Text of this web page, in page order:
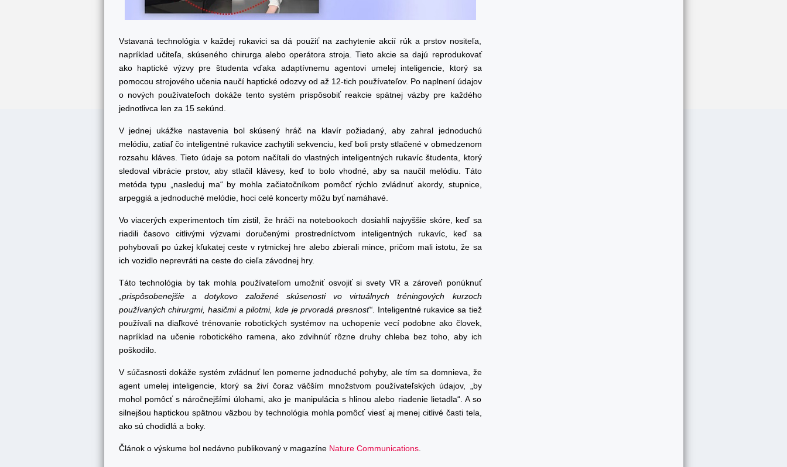
Vstavaná technológia v každej rukavici sa dá použiť na zachytenie akcií rúk a prstov nositeľa,
napríklad učiteľa, skúseného chirurga alebo operátora stroja. Tieto akcie sa dajú reprodukovať
ako haptické výzvy pre študenta vďaka adaptívnemu agentovi umelej inteligencie, ktorý sa
pomocou strojového učenia naučí haptické odozvy od až 12-tich používateľov. Po naplnení údajov
o nových používateľoch dokáže tento systém prispôsobiť reakcie spätnej väzby pre každého
jednotlivca len za 15 sekúnd.
V jednej ukážke nastavenia bol skúsený hráč na klavír požiadaný, aby zahral jednoduchú
melódiu, zatiaľ čo inteligentné rukavice zachytili sekvenciu, keď boli prsty stlačené v obmedzenom
rozsahu kláves. Tieto údaje sa potom načítali do vlastných inteligentných rukavíc študenta, ktorý
sledoval vibrácie prstov, aby stlačil klávesy, keď to bolo vhodné, aby sa naučil melódiu. Táto
metóda typu „nasleduj ma“ by mohla začiatočníkom pomôcť rýchlo zvládnuť akordy, stupnice,
arpeggiá a jednoduché melódie, hoci celé koncerty môžu byť namáhavé.
Vo viacerých experimentoch tím zistil, že hráči na notebookoch dosiahli najvyššie skóre, keď sa
riadili časovo citlivými výzvami doručenými prostredníctvom inteligentných rukavíc, keď sa
pohybovali po úzkej kľukatej ceste v rytmickej hre alebo zbierali mince, pričom mali istotu, že sa
ich vozidlo neprevráti na ceste do cieľa závodnej hry.
Táto technológia by tak mohla používateľom umožniť osvojiť si svety VR a zároveň ponúknuť
„prispôsobenejšie a dotykovo založené skúsenosti vo virtuálnych tréningových kurzoch
používaných chirurgmi, hasičmi a pilotmi, kde je prvoradá presnosť“. Inteligentné rukavice sa tiež
používali na diaľkové trénovanie robotických systémov na uchopenie vecí podobne ako človek,
napríklad na učenie robotického ramena, ako zdvihnúť rôzne druhy chleba bez toho, aby ich
poškodilo.
V súčasnosti dokáže systém zvládnuť len pomerne jednoduché pohyby, ale tím sa domnieva, že
agent umelej inteligencie, ktorý sa živí čoraz väčším množstvom používateľských údajov, „by
mohol pomôcť s náročnejšími úlohami, ako je manipulácia s hlinou alebo riadenie lietadla“. A so
silnejšou haptickou spätnou väzbou by technológia mohla pomôcť viesť aj menej citlivé časti tela,
ako sú chodidlá a boky.
Článok o výskume bol nedávno publikovaný v magazíne Nature Communications.